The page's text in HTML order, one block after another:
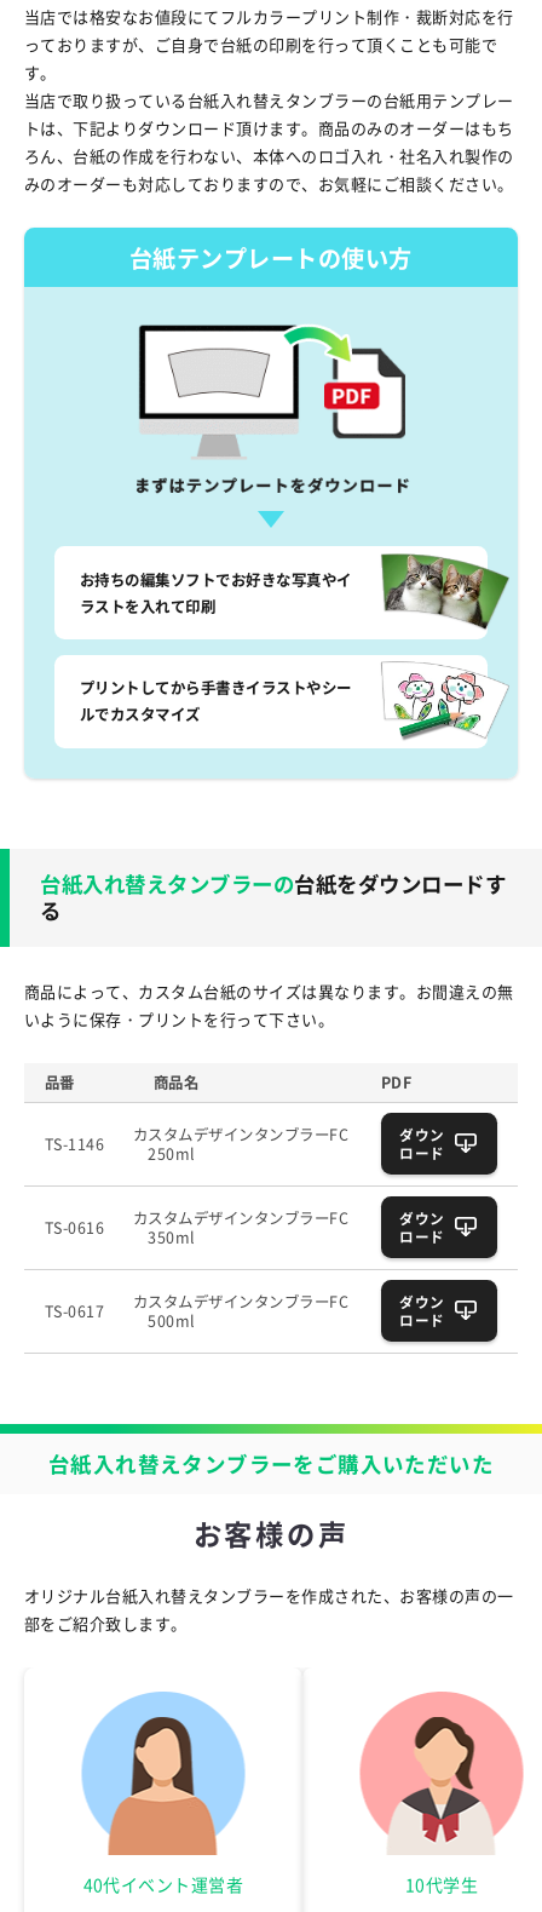
当店では格安なお値段にてフルカラープリント制作・裁断対応を行
っておりますが、ご自身で台紙の印刷を行って頂くことも可能で
す。
当店で取り扱っている台紙入れ替えタンブラーの台紙用テンプレー
トは、下記よりダウンロード頂けます。商品のみのオーダーはもち
ろん、台紙の作成を行わない、本体へのロゴ入れ・社名入れ製作の
みのオーダーも対応しておりますので、お気軽にご相談ください。
台紙テンプレートの使い方
お持ちの編集ソフトでお好きな写真やイ
ラストを入れて印刷
プリントしてから手書きイラストやシー
ルでカスタマイズ
台紙入れ替えタンブラーの台紙をダウンロードす
る
商品によって、カスタム台紙のサイズは異なります。お間違えの無
いように保存・プリントを行って下さい。
品番 商品名 PDF
TS-1146
カスタムデザインタンブラーFC
250ml
ダウン
ロード
TS-0616
カスタムデザインタンブラーFC
350ml
ダウン
ロード
TS-0617
カスタムデザインタンブラーFC
500ml
ダウン
ロード
台紙入れ替えタンブラーをご購入いただいた
お客様の声
オリジナル台紙入れ替えタンブラーを作成された、お客様の声の一
部をご紹介致します。
40代イベント運営者 10代学生